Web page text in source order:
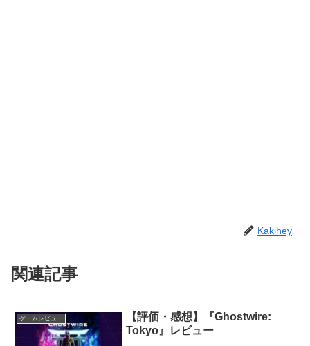
Kakihey
関連記事
ゲームレビュー
【評価・感想】『Ghostwire:
Tokyo』レビュー